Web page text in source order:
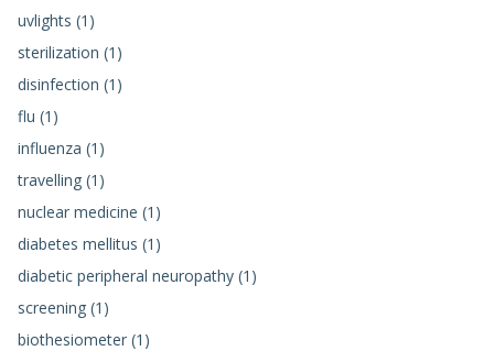
uvlights (1)
sterilization (1)
disinfection (1)
flu (1)
influenza (1)
travelling (1)
nuclear medicine (1)
diabetes mellitus (1)
diabetic peripheral neuropathy (1)
screening (1)
biothesiometer (1)